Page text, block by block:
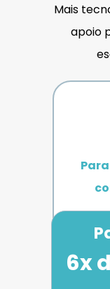
Mais
apoio
6x